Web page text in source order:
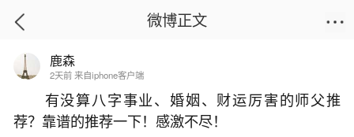
首页
刑太岁最忌讳什么生肖的人？
微博正文
鹿森
2天前 来自iphone客户端
有没算八字事业、婚姻、财运厉害的师父推
荐？靠谱的推荐一下！感激不尽！